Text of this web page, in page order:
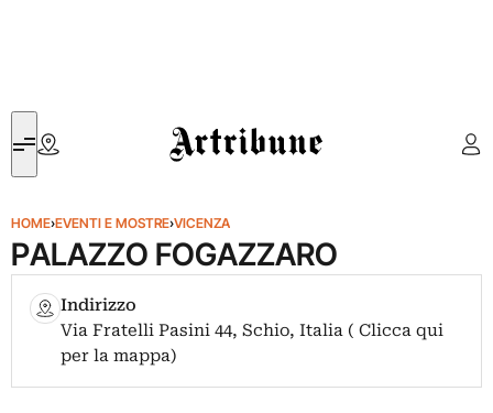
Artribune
HOME›EVENTI E MOSTRE›VICENZA
PALAZZO FOGAZZARO
Indirizzo
Via Fratelli Pasini 44, Schio, Italia ( Clicca qui
per la mappa)